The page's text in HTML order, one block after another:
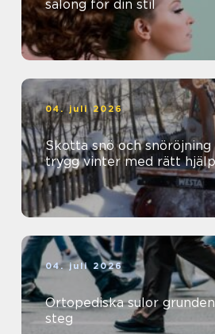
salong för din stil
04. juli 2026
Skotta snö och snöröjning
trygg vinter med rätt hjälp
04. juli 2026
Ortopediska sulor grunden för smärtfria
steg